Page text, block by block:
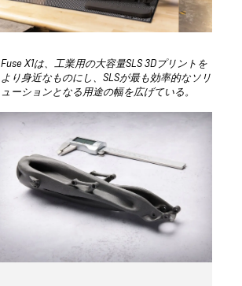
Fuse X1は、工業用の大容量SLS 3Dプリントを
より身近なものにし、SLSが最も効率的なソリ
ューションとなる用途の幅を広げている。